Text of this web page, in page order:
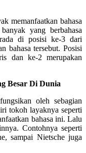
memanfaatkan bahasa
yang berbahasa
di posisi ke-3 dari
bahasa tersebut. Posisi
dan ke-2 merupakan
Besar Di Dunia
oleh sebagian
tokoh layaknya seperti
bahasa ini. Lalu
Contohnya seperti
sampai Nietsche juga